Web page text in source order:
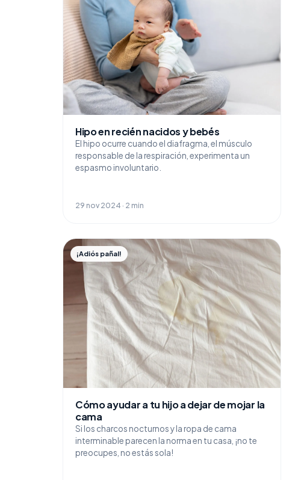
Hipo en recién nacidos y bebés
El hipo ocurre cuando el diafragma, el músculo
responsable de la respiración, experimenta un
espasmo involuntario.
29 nov 2024 · 2 min
¡Adiós pañal!
Cómo ayudar a tu hijo a dejar de mojar la
cama
Si los charcos nocturnos y la ropa de cama
interminable parecen la norma en tu casa, ¡no te
preocupes, no estás sola!